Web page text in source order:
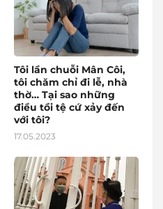
Tôi lần chuỗi Mân Côi,
tôi chăm chỉ đi lễ, nhà
thờ… Tại sao những
điều tồi tệ cứ xảy đến
với tôi?
17.05.2023